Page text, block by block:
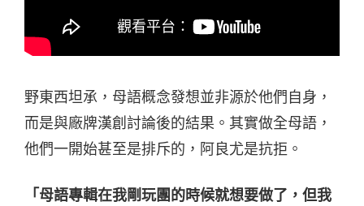
野東西坦承，母語概念發想並非源於他們自身，
而是與廠牌漢創討論後的結果。其實做全母語，
他們一開始甚至是排斥的，阿良尤是抗拒。
「母語專輯在我剛玩團的時候就想要做了，但我